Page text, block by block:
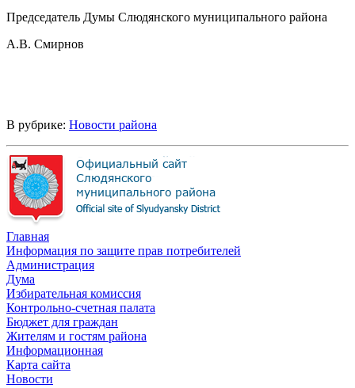
Председатель Думы Слюдянского муниципального района
А.В. Смирнов
В рубрике: Новости района
Главная
Информация по защите прав потребителей
Администрация
Дума
Избирательная комиссия
Контрольно-счетная палата
Бюджет для граждан
Жителям и гостям района
Информационная
Карта сайта
Новости